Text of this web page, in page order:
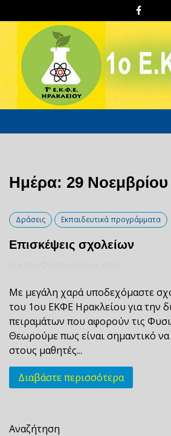
to
content
1o
Ημέρα: 29 Νοεμβρίου
Δράσεις Εκπαιδευτικά προγράμματα
Επισκέψεις σχολείων
Με μεγάλη χαρά υποδεχόμαστε
του 1ου ΕΚΦΕ Ηρακλείου για την
πειραμάτων που αφορούν τις
Θεωρούμε πως είναι σημαντικό
στους μαθητές...
Διαβάστε περισσότερα
Αναζήτηση